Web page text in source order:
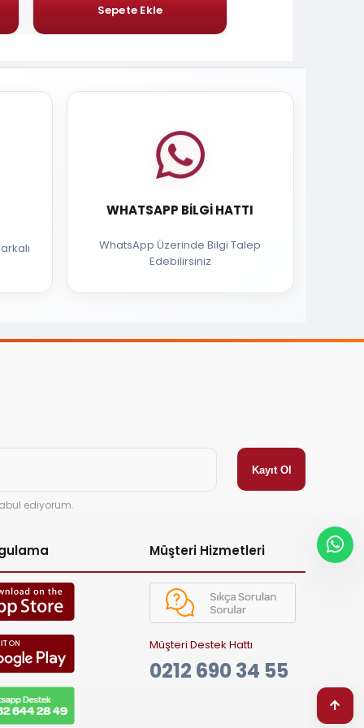
WHATSAPP BILGI HATTI
WhatsApp Üzerinde Bilgi Talep
Edebilirsiniz
ediyorum.
Müşteri Hizmetleri
Müşteri Destek Hattı
0212 690 34 55